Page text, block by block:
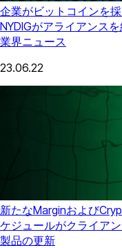
企業がビットコインを
NYDIGがアライアンス
業界ニュース
23.06.22
新たなMarginおよび
ケジュールがクライア
製品の更新